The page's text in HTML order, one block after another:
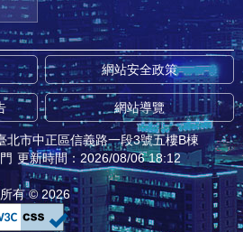
網站安全政策
網站導覽
北市中正區信義路一段3號五樓B棟
更新時間：2026/08/06 18:12
有 © 2026